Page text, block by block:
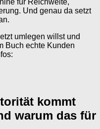
für Reichweite,
Und genau da setzt
umlegen willst und
Buch echte Kunden
kommt
warum das für